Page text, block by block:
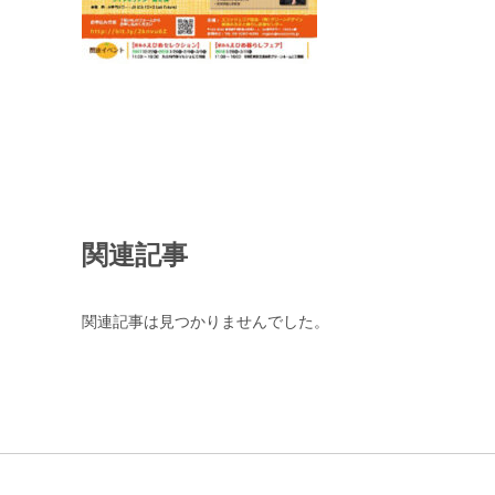
関連記事
関連記事は見つかりませんでした。